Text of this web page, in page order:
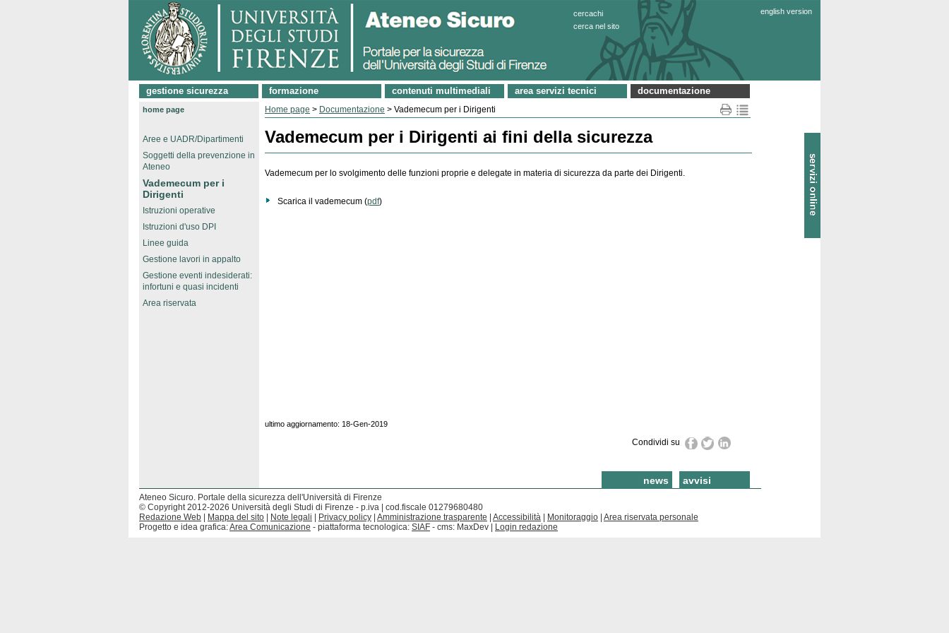
english version
cercachi
cerca nel sito
Servizi
online
gestione sicurezza formazione contenuti multimediali area servizi tecnici documentazione
home page
Aree e UADR/Dipartimenti
Soggetti della prevenzione in
Ateneo
Vademecum per i
Dirigenti
Istruzioni operative
Istruzioni d'uso DPI
Linee guida
Gestione lavori in appalto
Gestione eventi indesiderati:
infortuni e quasi incidenti
Area riservata
Home page > Documentazione > Vademecum per i Dirigenti
Vademecum per i Dirigenti ai fini della sicurezza
Vademecum per lo svolgimento delle funzioni proprie e delegate in materia di sicurezza da parte dei Dirigenti.
Scarica il vademecum (pdf)
ultimo aggiornamento: 18-Gen-2019
Condividi su
news avvisi
Ateneo Sicuro. Portale della sicurezza dell'Università di Firenze
© Copyright 2012-2026 Università degli Studi di Firenze - p.iva | cod.fiscale 01279680480
Redazione Web
Mappa del sito Note legali Privacy policy Amministrazione trasparente Accessibilità Monitoraggio Area riservata personale
Progetto e idea grafica:Area Comunicazione - piattaforma tecnologica: SIAF - cms: MaxDev | Login redazione